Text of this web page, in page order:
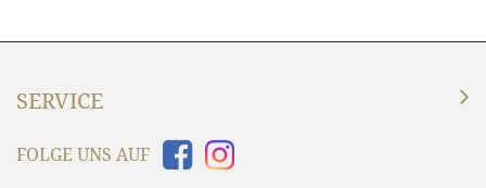
SERVICE
FOLGE UNS AUF